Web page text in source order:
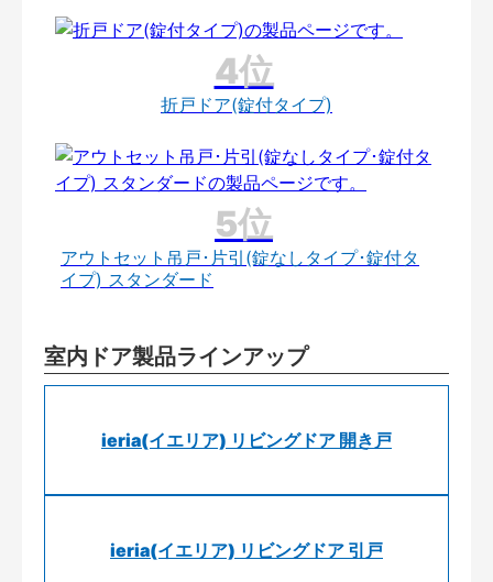
折戸ドア(錠付タイプ)
アウトセット吊戸･片引(錠なしタイプ･錠付タ
イプ) スタンダード
室内ドア製品ラインアップ
ieria(イエリア) リビングドア 開き戸
ieria(イエリア) リビングドア 引戸